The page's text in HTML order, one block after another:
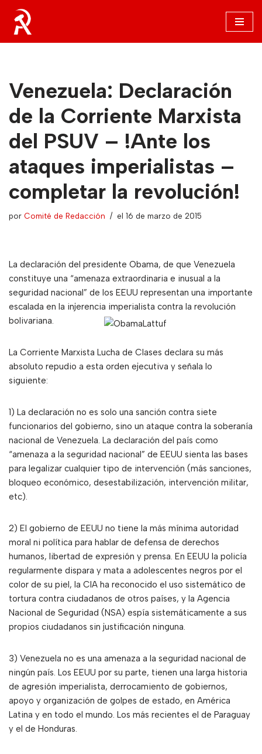
Saltar
al
Venezuela: Declaración
de la Corriente Marxista
del PSUV – !Ante los
ataques imperialistas –
completar la revolución!
por Comité de Redacción el 16 de marzo de 2015
La declaración del presidente Obama, de que Venezuela
constituye una “amenaza extraordinaria e inusual a la
seguridad nacional” de los EEUU representan una importante
escalada en la injerencia imperialista contra la revolución
bolivariana.
La Corriente Marxista Lucha de Clases declara su más
absoluto repudio a esta orden ejecutiva y señala lo
siguiente:
1) La declaración no es solo una sanción contra siete
funcionarios del gobierno, sino un ataque contra la soberanía
nacional de Venezuela. La declaración del país como
“amenaza a la seguridad nacional” de EEUU sienta las bases
para legalizar cualquier tipo de intervención (más sanciones,
bloqueo económico, desestabilización, intervención militar,
etc).
2) El gobierno de EEUU no tiene la más mínima autoridad
moral ni política para hablar de defensa de derechos
humanos, libertad de expresión y prensa. En EEUU la policía
regularmente dispara y mata a adolescentes negros por el
color de su piel, la CIA ha reconocido el uso sistemático de
tortura contra ciudadanos de otros países, y la Agencia
Nacional de Seguridad (NSA) espía sistemáticamente a sus
propios ciudadanos sin justificación ninguna.
3) Venezuela no es una amenaza a la seguridad nacional de
ningún país. Los EEUU por su parte, tienen una larga historia
de agresión imperialista, derrocamiento de gobiernos,
apoyo y organización de golpes de estado, en América
Latina y en todo el mundo. Los más recientes el de Paraguay
y el de Honduras.